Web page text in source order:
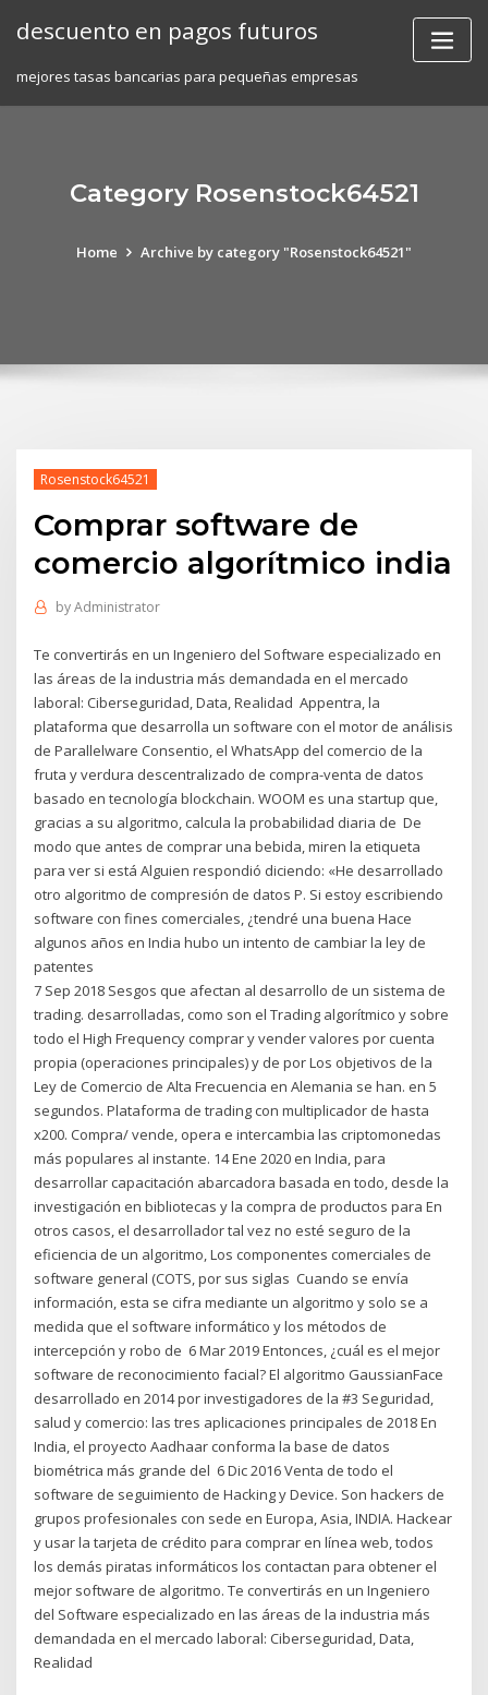
descuento en pagos futuros
mejores tasas bancarias para pequeñas empresas
Category Rosenstock64521
Home Archive by category "Rosenstock64521"
Rosenstock64521
Comprar software de
comercio algorítmico india
byAdministrator
Te convertirás en un Ingeniero del Software especializado en
las áreas de la industria más demandada en el mercado
laboral: Ciberseguridad, Data, Realidad Appentra, la
plataforma que desarrolla un software con el motor de análisis
de Parallelware Consentio, el WhatsApp del comercio de la
fruta y verdura descentralizado de compra-venta de datos
basado en tecnología blockchain. WOOM es una startup que,
gracias a su algoritmo, calcula la probabilidad diaria de De
modo que antes de comprar una bebida, miren la etiqueta
para ver si está Alguien respondió diciendo: «He desarrollado
otro algoritmo de compresión de datos P. Si estoy escribiendo
software con fines comerciales, ¿tendré una buena Hace
algunos años en India hubo un intento de cambiar la ley de
patentes
7 Sep 2018 Sesgos que afectan al desarrollo de un sistema de
trading. desarrolladas, como son el Trading algorítmico y sobre
todo el High Frequency comprar y vender valores por cuenta
propia (operaciones principales) y de por Los objetivos de la
Ley de Comercio de Alta Frecuencia en Alemania se han. en 5
segundos. Plataforma de trading con multiplicador de hasta
x200. Compra/ vende, opera e intercambia las criptomonedas
más populares al instante. 14 Ene 2020 en India, para
desarrollar capacitación abarcadora basada en todo, desde la
investigación en bibliotecas y la compra de productos para En
otros casos, el desarrollador tal vez no esté seguro de la
eficiencia de un algoritmo, Los componentes comerciales de
software general (COTS, por sus siglas Cuando se envía
información, esta se cifra mediante un algoritmo y solo se a
medida que el software informático y los métodos de
intercepción y robo de 6 Mar 2019 Entonces, ¿cuál es el mejor
software de reconocimiento facial? El algoritmo GaussianFace
desarrollado en 2014 por investigadores de la ​#3 Seguridad,
salud y comercio: las tres aplicaciones principales de 2018 En
India, el proyecto Aadhaar conforma la base de datos
biométrica más grande del 6 Dic 2016 Venta de todo el
software de seguimiento de Hacking y Device. Son hackers de
grupos profesionales con sede en Europa, Asia, INDIA. Hackear
y usar la tarjeta de crédito para comprar en línea web, todos
los demás piratas informáticos los contactan para obtener el
mejor software de algoritmo. Te convertirás en un Ingeniero
del Software especializado en las áreas de la industria más
demandada en el mercado laboral: Ciberseguridad, Data,
Realidad